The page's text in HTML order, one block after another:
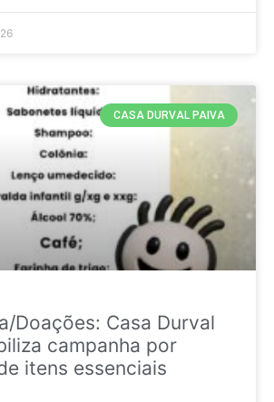
CASA DURVAL PAIVA
Doações: Casa Durval
campanha por
itens essenciais